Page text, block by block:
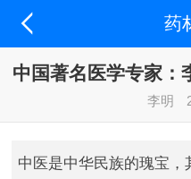
药
中国著名医学专家：
李明
中医是中华民族的瑰宝